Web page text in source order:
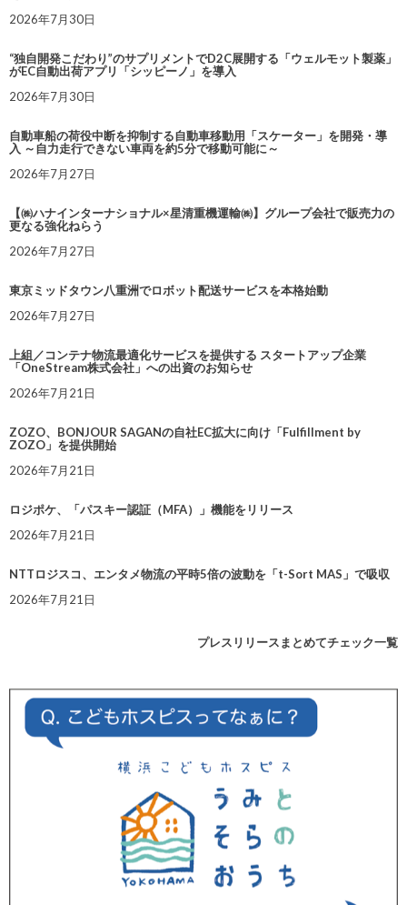
2026年7月30日
“独自開発こだわり”のサプリメントでD2C展開する「ウェルモット製薬」
がEC自動出荷アプリ「シッピーノ」を導入
2026年7月30日
自動車船の荷役中断を抑制する自動車移動用「スケーター」を開発・導
入 ～自力走行できない車両を約5分で移動可能に～
2026年7月27日
【㈱ハナインターナショナル×星清重機運輸㈱】グループ会社で販売力の
更なる強化ねらう
2026年7月27日
東京ミッドタウン八重洲でロボット配送サービスを本格始動
2026年7月27日
上組／コンテナ物流最適化サービスを提供する スタートアップ企業
「OneStream株式会社」への出資のお知らせ
2026年7月21日
ZOZO、BONJOUR SAGANの自社EC拡大に向け「Fulfillment by
ZOZO」を提供開始
2026年7月21日
ロジポケ、「パスキー認証（MFA）」機能をリリース
2026年7月21日
NTTロジスコ、エンタメ物流の平時5倍の波動を「t-Sort MAS」で吸収
2026年7月21日
プレスリリースまとめてチェック一覧